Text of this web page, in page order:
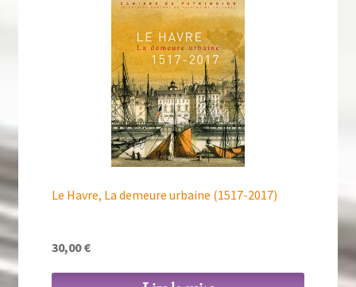
Le Havre, La demeure urbaine (1517-2017)
30,00€